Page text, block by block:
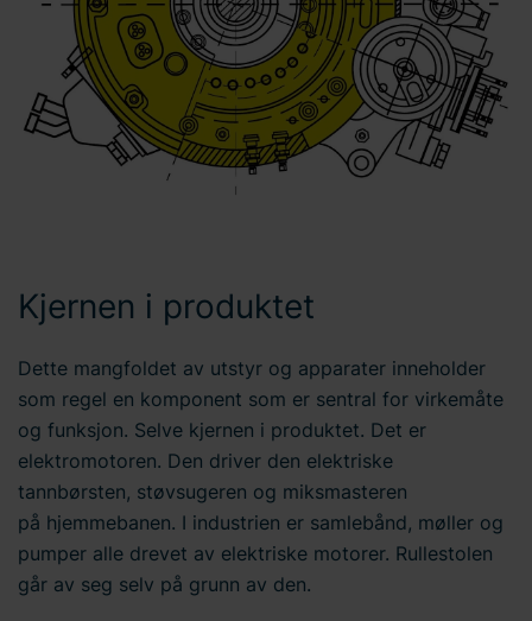
Kjernen i produktet
Dette mangfoldet av utstyr og apparater inneholder
som regel en komponent som er sentral for virkemåte
og funksjon. Selve kjernen i produktet. Det er
elektromotoren. Den driver den elektriske
tannbørsten, støvsugeren og miksmasteren
på hjemmebanen. I industrien er samlebånd, møller og
pumper alle drevet av elektriske motorer. Rullestolen
går av seg selv på grunn av den.